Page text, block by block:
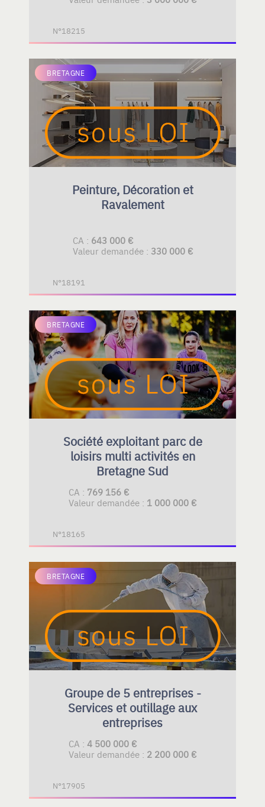
N°18215
BRETAGNE
Peinture, Décoration et
Ravalement
CA : 643 000 €
Valeur demandée : 330 000 €
N°18191
BRETAGNE
Société exploitant parc de
loisirs multi activités en
Bretagne Sud
CA : 769 156 €
Valeur demandée : 1 000 000 €
N°18165
BRETAGNE
Groupe de 5 entreprises -
Services et outillage aux
entreprises
CA : 4 500 000 €
Valeur demandée : 2 200 000 €
N°17905